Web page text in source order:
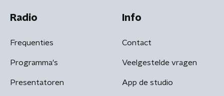
Radio
Frequenties
Programma's
Presentatoren
Info
Contact
Veelgestelde vragen
App de studio